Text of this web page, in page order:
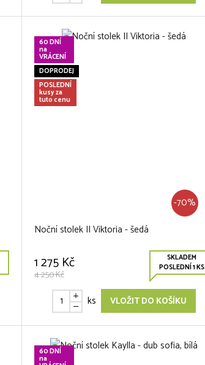
60 DNÍ
na
VRÁCENÍ
DOPRODEJ
POSLEDNÍ
kusy za
tuto cenu
-70%
Noční stolek II Viktoria - šedá
1 275 Kč
4 250 Kč
SKLADEM
POSLEDNÍ 1 KS
ks VLOŽIT DO KOŠÍKU
60 DNÍ
na